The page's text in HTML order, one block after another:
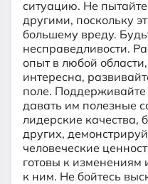
ситуацию. Не
другими, поскольку
большему вреду.
несправедливости.
опыт в любой
интересна,
поле. Поддерживайте
давать им полезные
лидерские качества,
других,
человеческие
готовы к изменениям
к ним. Не бойтесь